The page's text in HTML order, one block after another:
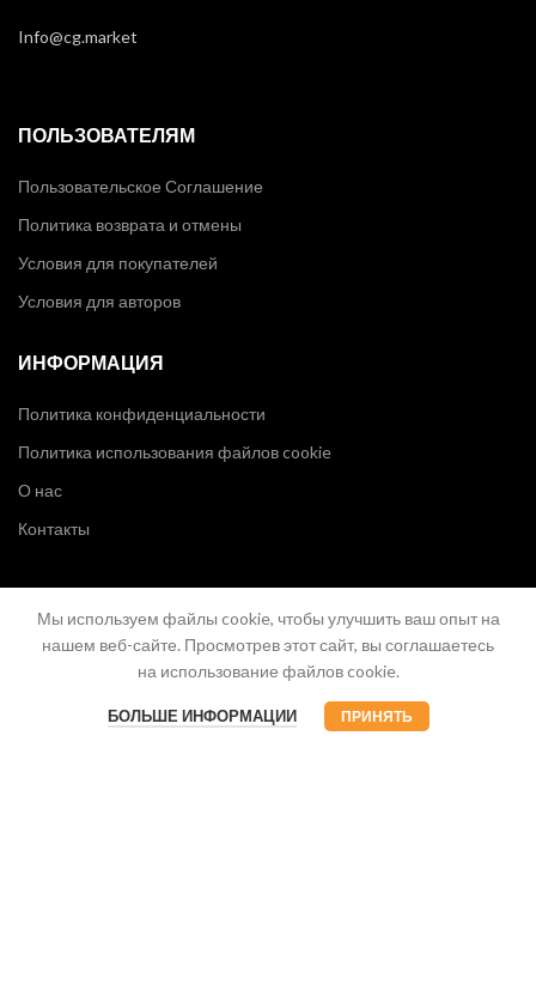
Info@cg.market
ПОЛЬЗОВАТЕЛЯМ
Пользовательское Соглашение
Политика возврата и отмены
Условия для покупателей
Условия для авторов
ИНФОРМАЦИЯ
Политика конфиденциальности
Политика использования файлов cookie
О нас
Контакты
Мы используем файлы cookie, чтобы улучшить ваш опыт на
нашем веб-сайте. Просмотрев этот сайт, вы соглашаетесь
на использование файлов cookie.
БОЛЬШЕ ИНФОРМАЦИИ ПРИНЯТЬ